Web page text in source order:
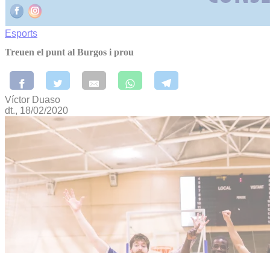
Esports
Treuen el punt al Burgos i prou
Víctor Duaso
dt., 18/02/2020